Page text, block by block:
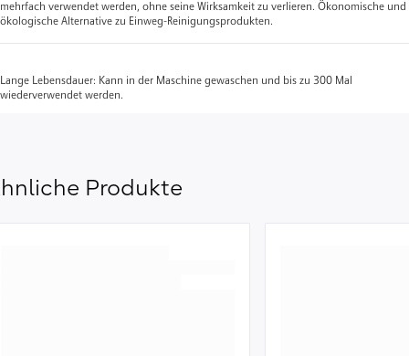
mehrfach verwendet werden, ohne seine Wirksamkeit zu verlieren. Ökonomische und
ökologische Alternative zu Einweg-Reinigungsprodukten.
Lange Lebensdauer: Kann in der Maschine gewaschen und bis zu 300 Mal
wiederverwendet werden.
Produkte